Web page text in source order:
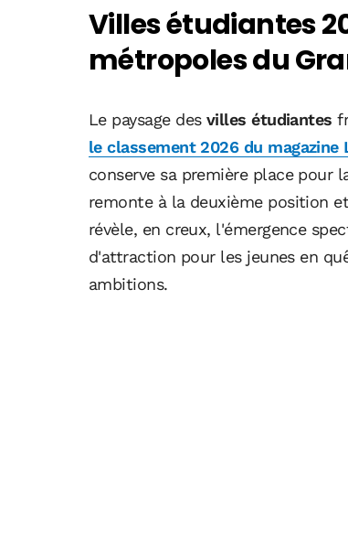
Villes étudiantes
métropoles du
Le paysage des villes étudiantes
le classement 2026 du magazine
conserve sa première place pour
remonte à la deuxième position
révèle, en creux, l'émergence
d'attraction pour les jeunes en
ambitions.